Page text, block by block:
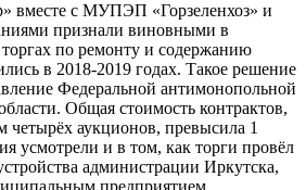
вместе с МУПЭП «Горзеленхоз» и
признали виновными в
торгах по ремонту и содержанию
в 2018-2019 годах. Такое решение
Федеральной антимонопольной
Общая стоимость контрактов,
четырёх аукционов, превысила 1
усмотрели и в том, как торги провёл
администрации Иркутска,